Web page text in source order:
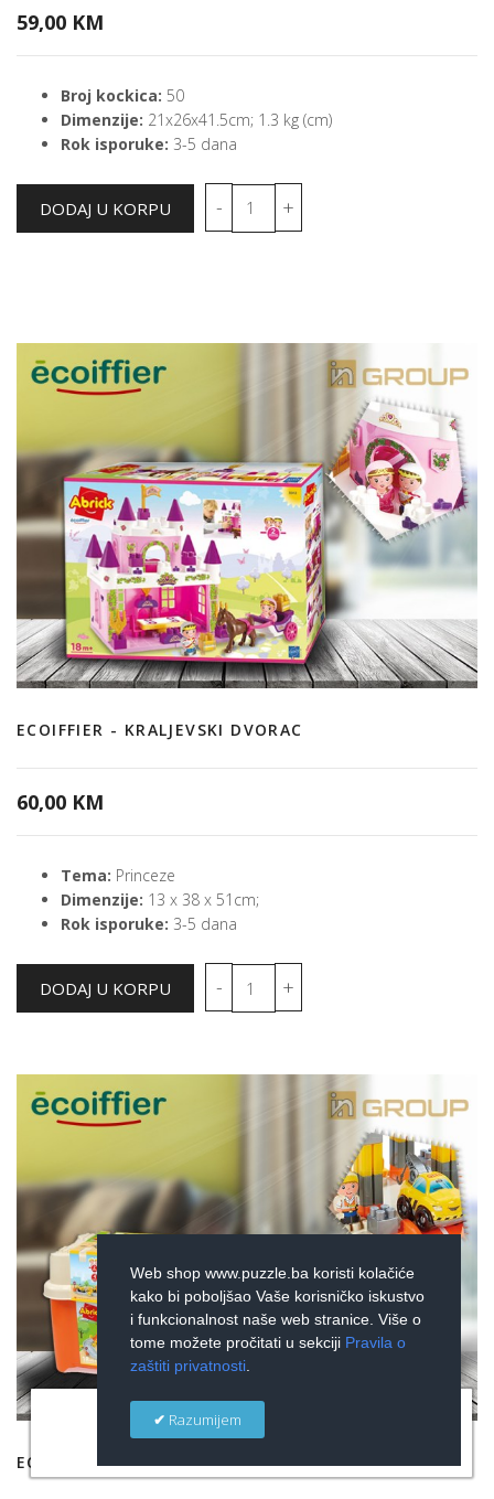
59,00 KM
Broj kockica: 50
Dimenzije: 21x26x41.5cm; 1.3 kg (cm)
Rok isporuke: 3-5 dana
ECOIFFIER - KRALJEVSKI DVORAC
60,00 KM
Tema: Princeze
Dimenzije: 13 x 38 x 51cm;
Rok isporuke: 3-5 dana
ECOIFFIER - GRAĐEVINSKO GRADILIŠTE
Web shop www.puzzle.ba koristi kolačiće
kako bi poboljšao Vaše korisničko iskustvo
i funkcionalnost naše web stranice. Više o
tome možete pročitati u sekciji Pravila o
zaštiti privatnosti.
Razumijem